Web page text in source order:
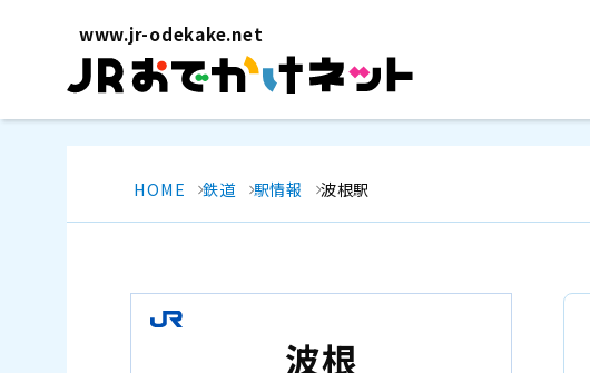
www.jr-odekake.net
HOME 鉄道 駅情報 波根駅
波根